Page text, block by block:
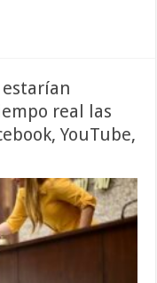
real las
YouTube,